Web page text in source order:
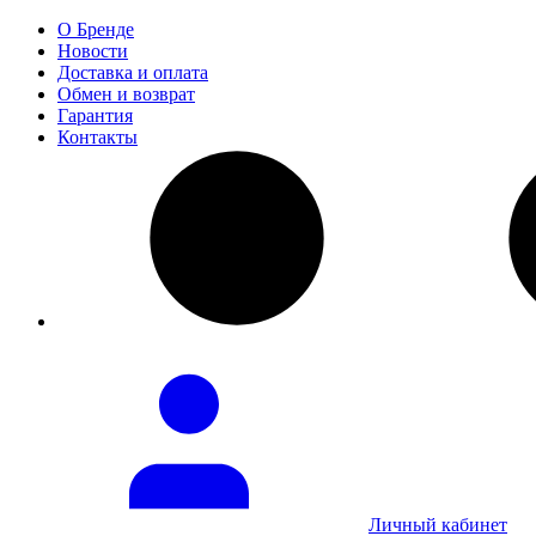
О Бренде
Новости
Доставка и оплата
Обмен и возврат
Гарантия
Контакты
Личный кабинет